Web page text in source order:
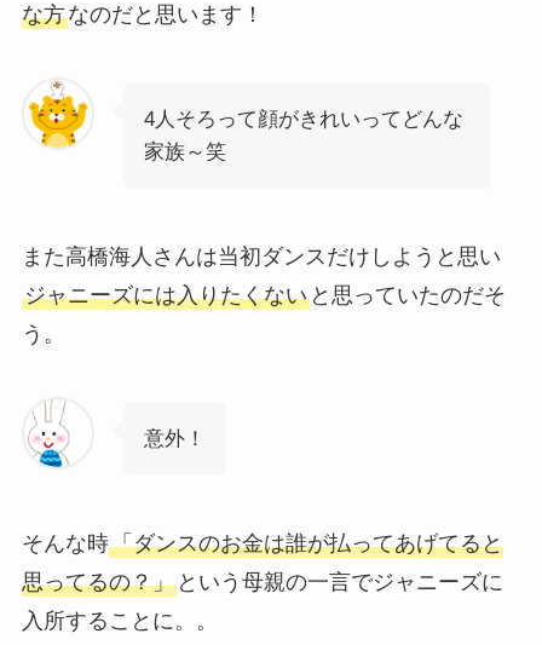
な方なのだと思います！
4人そろって顔がきれいってどんな
家族～笑
また高橋海人さんは当初ダンスだけしようと思い
ジャニーズには入りたくないと思っていたのだそ
う。
意外！
そんな時「ダンスのお金は誰が払ってあげてると
思ってるの？」という母親の一言でジャニーズに
入所することに。。